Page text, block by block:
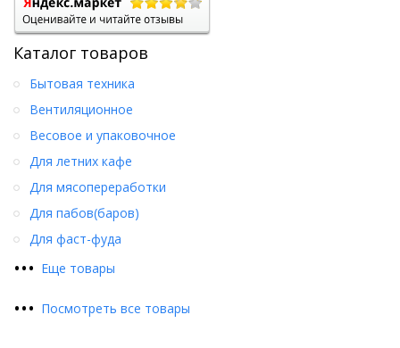
Каталог товаров
••• Еще товары
Бытовая техника
Вентиляционное
Весовое и упаковочное
Для летних кафе
Для мясопереработки
Для пабов(баров)
Для фаст-фуда
••• Посмотреть все товары